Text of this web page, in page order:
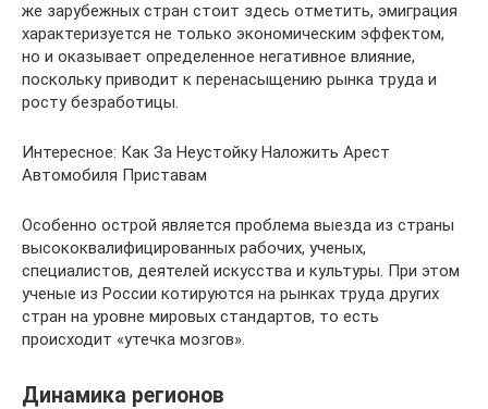
же зарубежных стран стоит здесь отметить, эмиграция
характеризуется не только экономическим эффектом,
но и оказывает определенное негативное влияние,
поскольку приводит к перенасыщению рынка труда и
росту безработицы.
Интересное: Как За Неустойку Наложить Арест
Автомобиля Приставам
Особенно острой является проблема выезда из страны
высококвалифицированных рабочих, ученых,
специалистов, деятелей искусства и культуры. При этом
ученые из России котируются на рынках труда других
стран на уровне мировых стандартов, то есть
происходит «утечка мозгов».
Динамика регионов